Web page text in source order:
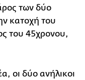
των δύο
κατοχή του
του 45χρονου,
οι δύο ανήλικοι